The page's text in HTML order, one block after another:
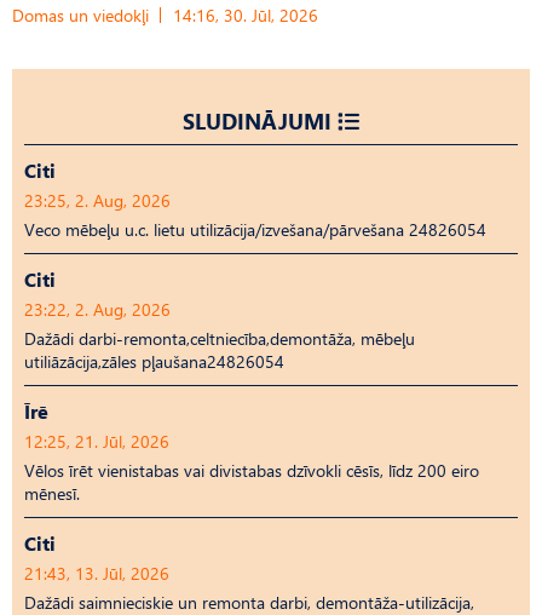
Domas un viedokļi 14:16, 30. Jūl, 2026
SLUDINĀJUMI
Citi
23:25, 2. Aug, 2026
Veco mēbeļu u.c. lietu utilizācija/izvešana/pārvešana 24826054
Citi
23:22, 2. Aug, 2026
Dažādi darbi-remonta,celtniecība,demontāža, mēbeļu
utiliāzācija,zāles pļaušana24826054
Īrē
12:25, 21. Jūl, 2026
Vēlos īrēt vienistabas vai divistabas dzīvokli cēsīs, līdz 200 eiro
mēnesī.
Citi
21:43, 13. Jūl, 2026
Dažādi saimnieciskie un remonta darbi, demontāža-utilizācija,